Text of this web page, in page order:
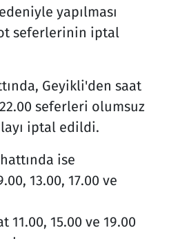
yapılması
seferlerinin iptal
Geyikli'den saat
seferleri olumsuz
iptal edildi.
ise
13.00, 17.00 ve
11.00, 15.00 ve 19.00